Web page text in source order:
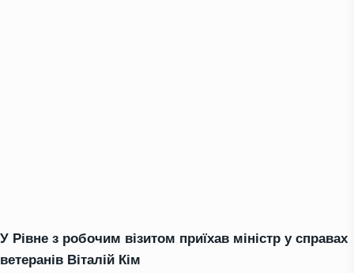
У Рівне з робочим візитом приїхав міністр у справах
ветеранів Віталій Кім